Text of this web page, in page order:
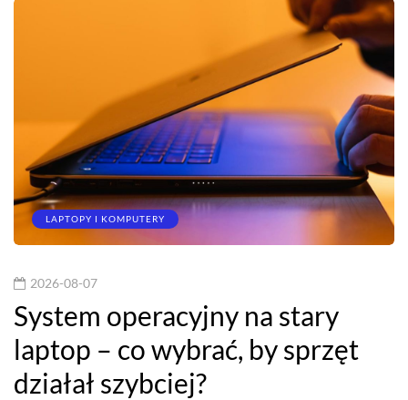
LAPTOPY I KOMPUTERY
2026-08-07
System operacyjny na stary
laptop – co wybrać, by sprzęt
działał szybciej?